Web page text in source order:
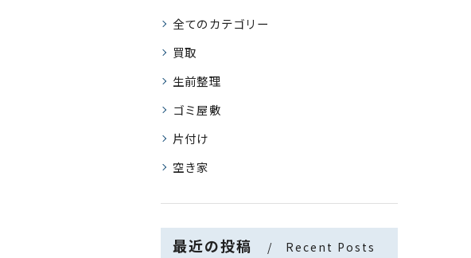
全てのカテゴリー
買取
生前整理
ゴミ屋敷
片付け
空き家
最近の投稿 Recent Posts